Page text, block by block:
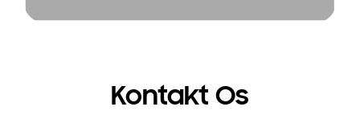
Kontakt Os